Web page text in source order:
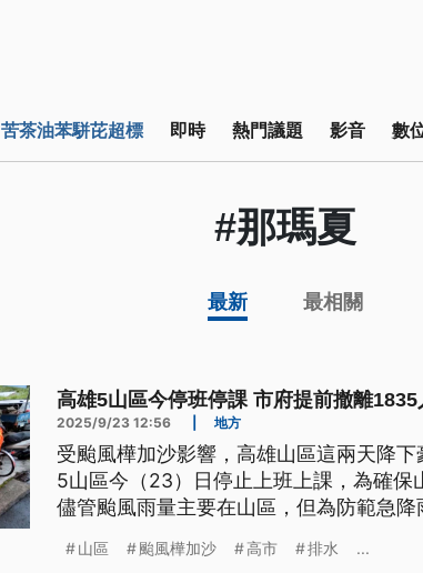
苦茶油苯駢芘超標 即時 熱門議題 影音 數
#那瑪夏
最新 最相關
高雄5山區今停班停課 市府提前撤離1835
2025/9/23 12:56 地方
受颱風樺加沙影響，高雄山區這兩天降
5山區今（23）日停止上班上課，為確保
儘管颱風雨量主要在山區，但為防範急
到3公尺大浪及長浪，須慎防積淹水及海
山區 颱風樺加沙 高市 排水 ...